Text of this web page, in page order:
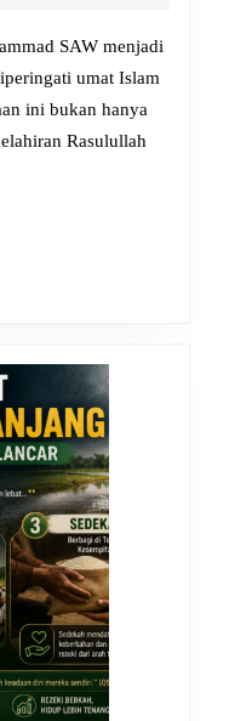
umat Islam
ini bukan hanya
Rasulullah